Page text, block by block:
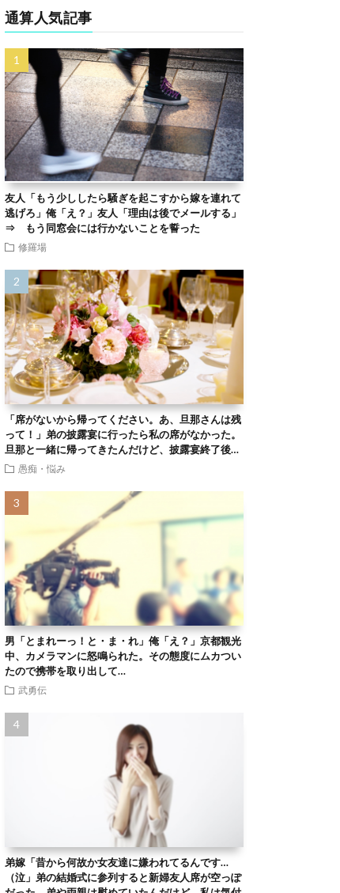
通算人気記事
友人「もう少ししたら騒ぎを起こすから嫁を連れて
逃げろ」俺「え？」友人「理由は後でメールする」
⇒ もう同窓会には行かないことを誓った
修羅場
「席がないから帰ってください。あ、旦那さんは残
って！」弟の披露宴に行ったら私の席がなかった。
旦那と一緒に帰ってきたんだけど、披露宴終了後…
愚痴・悩み
男「とまれーっ！と・ま・れ」俺「え？」京都観光
中、カメラマンに怒鳴られた。その態度にムカつい
たので携帯を取り出して…
武勇伝
弟嫁「昔から何故か女友達に嫌われてるんです…
（泣」弟の結婚式に参列すると新婦友人席が空っぽ